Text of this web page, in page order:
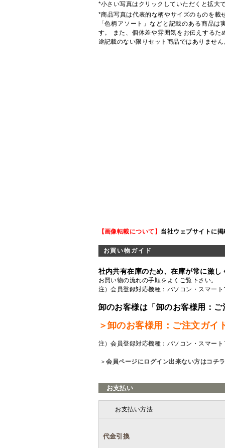
*小さい写真はクリックしていただくと拡大
*商品写真は代表的な柄やサイズのものを
「色柄アソート」などと記載のある商品
す。 また、個体差や雰囲気をお伝えする
途記載のない限りセット商品ではありません
【画像転載について】 当社ウェブサイトに
お買い物ガイド
社内共有在庫のため、在庫が常に激
お買い物の流れの手順をよくご覧下さい。
注）会員登録対応機種：パソコン・スマー
卸のお客様は「卸のお客様用：
＞卸のお客様用：ご注文ガイ
注）会員登録対応機種：パソコン・スマー
＞会員ページにログイン出来ない方はコチラ
お支払い
お支払い方法
代金引換